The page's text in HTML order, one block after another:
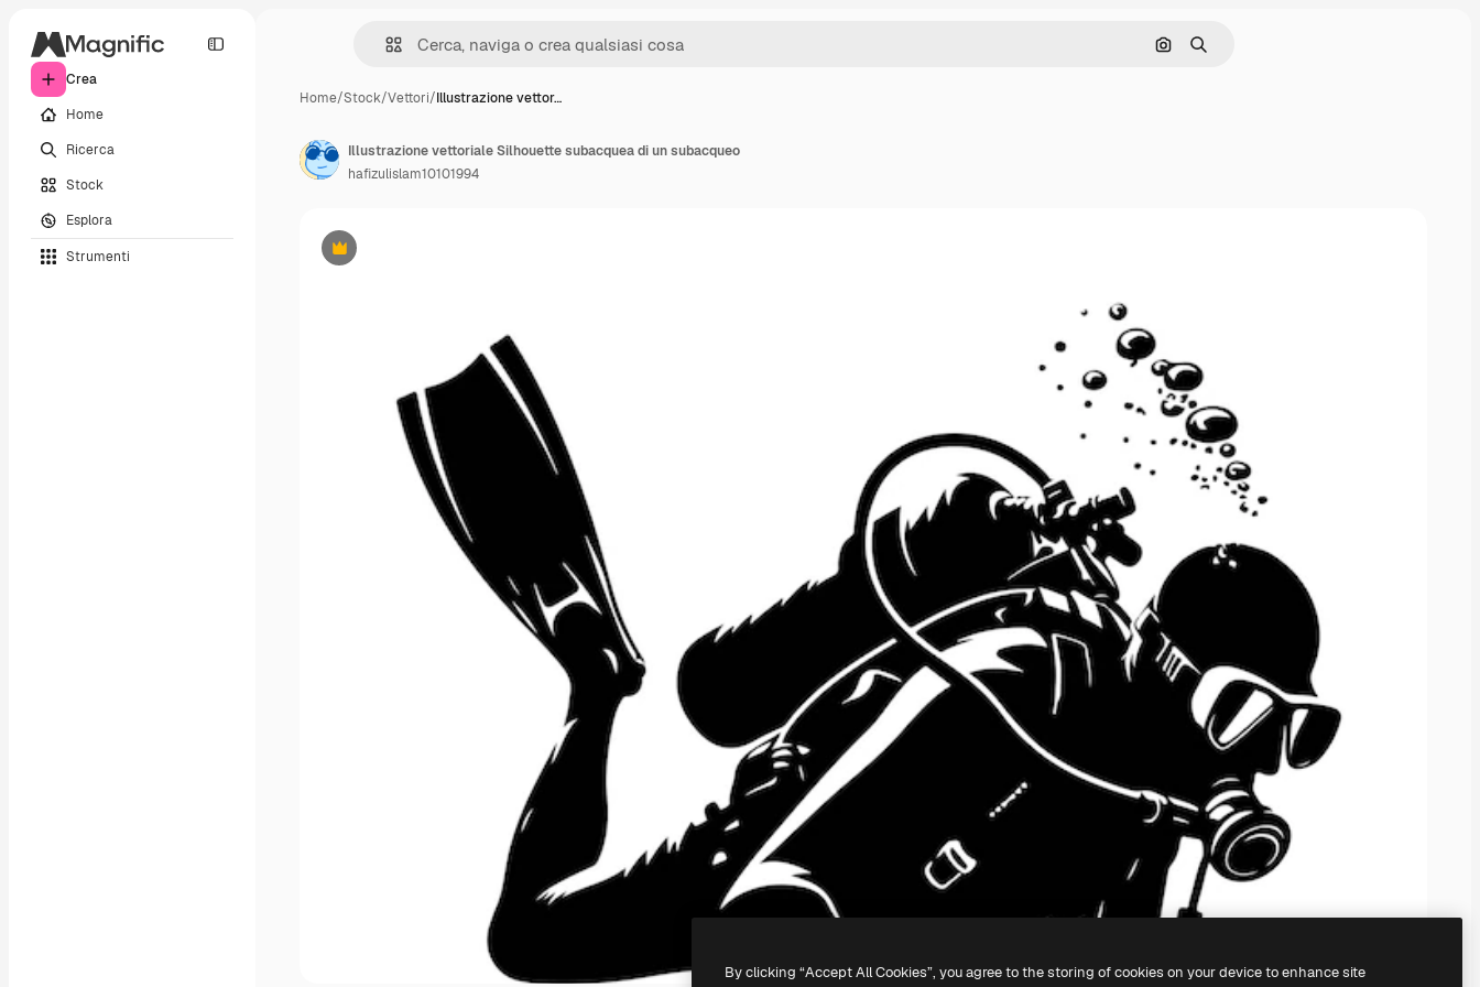
Crea
Home
Ricerca
Stock
Esplora
Strumenti
Cerca per immagine
Ricerca
Home/Stock/Vettori/Illustrazione vettor…
Premium
Illustrazione vettoriale Silhouette subacquea di un subacqueo
hafizulislam10101994
By clicking “Accept All Cookies”, you agree to the storing of cookies on your device to enhance site